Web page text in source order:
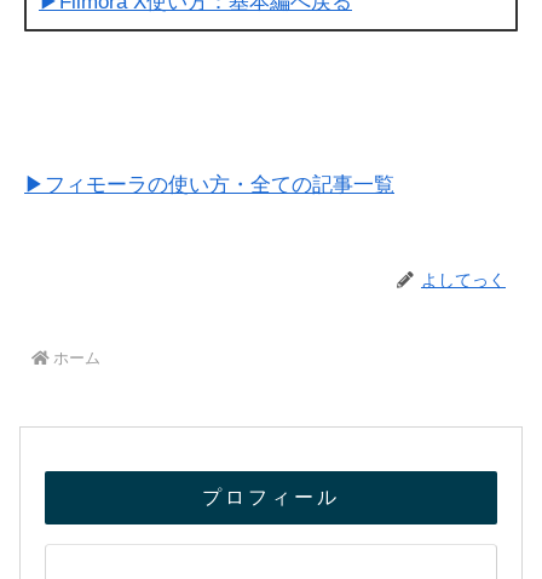
▶フィモーラの使い方・全ての記事一覧
よしてっく
ホーム
プロフィール